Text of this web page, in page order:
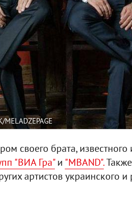
своего брата, известного
"ВИА Гра"и "MBAND".
артистов украинского